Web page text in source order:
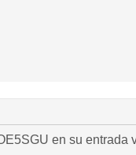
en su entrada